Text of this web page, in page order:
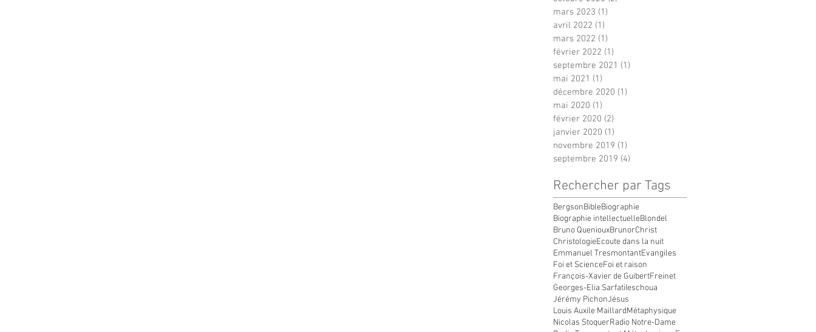
mars 2023 (1)
avril 2022 (1)
mars 2022 (1)
février 2022 (1)
septembre 2021 (1)
mai 2021 (1)
décembre 2020 (1)
mai 2020 (1)
février 2020 (2)
janvier 2020 (1)
novembre 2019 (1)
septembre 2019 (4)
Rechercher par Tags
BergsonBibleBiographie
Biographie intellectuelleBlondel
Bruno QueniouxBrunorChrist
ChristologieEcoute dans la nuit
Emmanuel TresmontantEvangiles
Foi et ScienceFoi et raison
François-Xavier de GuibertFreinet
Georges-Elia SarfatiIeschoua
Jérémy PichonJésus
Louis Auxile MaillardMétaphysique
Nicolas StoquerRadio Notre-Dame